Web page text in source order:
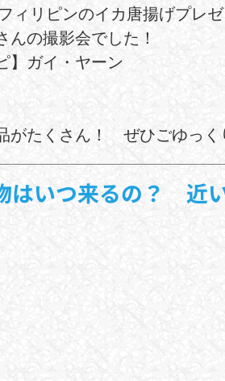
ィリピンのイカ唐揚げプレ
んの撮影会でした！
】ガイ・ヤーン
がたくさん！ ぜひごゆっく
はいつ来るの？ 近